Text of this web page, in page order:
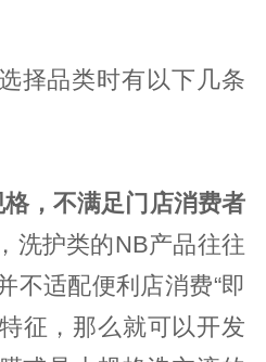
择品类时有以下几条
，不满足门店消费者
洗护类的NB产品往往
不适配便利店消费“即
征，那么就可以开发